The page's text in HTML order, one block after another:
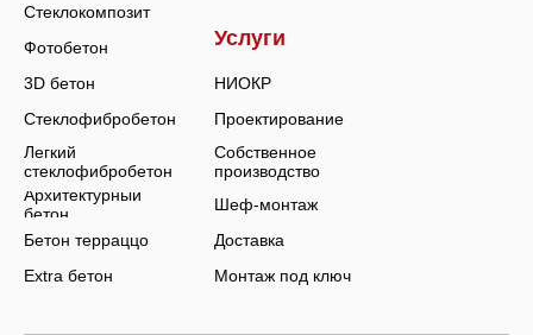
Монтаж под ключ
Доставка
Шеф-монтаж
Собственное
производство
Проектирование
НИОКР
Extra бетон
Бетон терраццо
Архитектурный
бетон
Легкий
стеклофибробетон
Стеклофибробетон
3D бетон
Фотобетон
Стеклокомпозит
Услуги